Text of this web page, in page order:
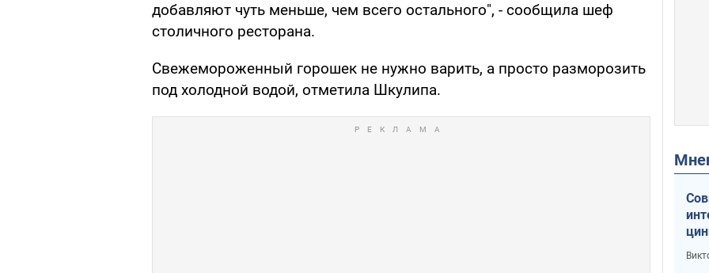
добавляют чуть меньше, чем всего остального", - сообщила шеф
столичного ресторана.
Свежемороженный горошек не нужно варить, а просто разморозить
под холодной водой, отметила Шкулипа.